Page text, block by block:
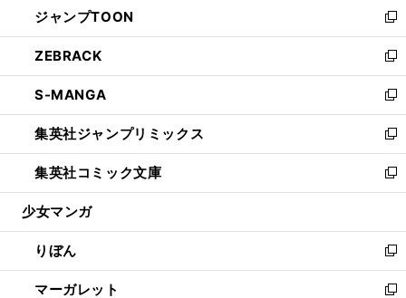
く
で
開
く
ド
ウ
で
開
く
ィ
ン
ド
ウ
で
開
く
い
ウ
ィ
ン
ド
ウ
で
開
く
ジャンプTOON
新
し
い
ウ
ィ
ン
ド
ウ
で
開
ZEBRACK
新
し
い
ウ
ィ
ン
ド
ウ
開
く
S-MANGA
新
し
い
ウ
ィ
ン
ウ
で
開
く
集英社ジャンプリミックス
新
し
い
ウ
ン
ド
ウ
で
集英社コミック文庫
新
し
ウ
ィ
ン
ド
少女マンガ
りぼん
新
し
い
マーガレット 新